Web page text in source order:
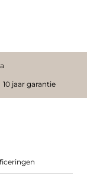
10 jaar garantie